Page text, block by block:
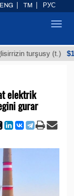
turşusy (t.)
elektrik
gurar
ENG TM РУС